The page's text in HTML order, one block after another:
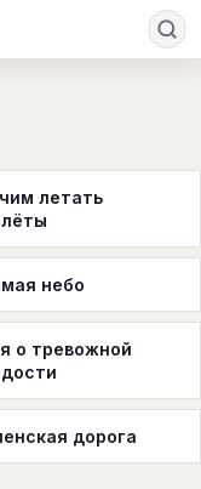
Ш Э Ю
E
W X Y
летать
небо
о тревожной
дорога